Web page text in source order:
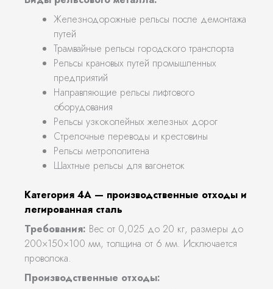
Железнодорожные рельсы после демонтажа
путей
Трамвайные рельсы городского транспорта
Рельсы крановых путей промышленных
предприятий
Направляющие рельсы лифтового
оборудования
Рельсы узкоколейных железных дорог
Стрелочные переводы и крестовины
Рельсы метрополитена
Шахтные рельсы для вагонеток
Категория 4А — производственные отходы и
легированная сталь
Требования: Вес от 0,025 до 20 кг, размеры до
200×150×100 мм, толщина от 6 мм. Исключается
проволока.
Производственные отходы: